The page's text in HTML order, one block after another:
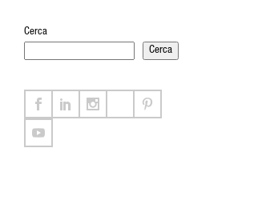
Cerca
Cerca